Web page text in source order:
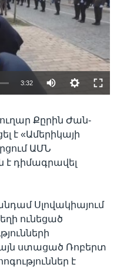
available
3:32
Քըրին Ժան-
է «Ամերիկայի
ԱՄՆ
է դիմագրավել
Սլովակիայում
ունեցած
ստացած Ռոբերտ
է